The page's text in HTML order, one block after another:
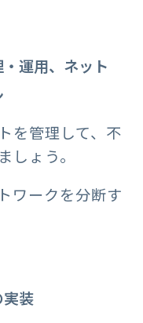
運用、ネット
を管理して、不
しょう。
ワークを分断す
装